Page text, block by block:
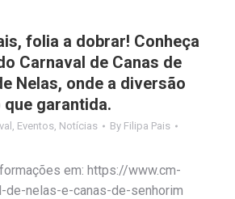
folia a dobrar! Conheça
Carnaval de Canas de
Nelas, onde a diversão
garantida.
, Eventos, Notícias By Filipa Pais
em: https://www.cm-
de-nelas-e-canas-de-senhorim